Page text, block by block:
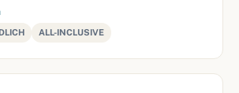
ALL-INCLUSIVE